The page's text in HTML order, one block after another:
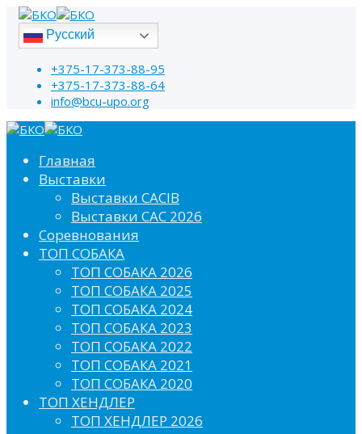
Русский
+375-17-373-88-95
+375-17-373-88-64
info@bcu-upo.org
Главная
Выставки
Выставки CACIB
Выставки САС 2026
Соревнования
ТОП СОБАКА
ТОП СОБАКА 2026
ТОП СОБАКА 2025
ТОП СОБАКА 2024
ТОП СОБАКА 2023
ТОП СОБАКА 2022
ТОП СОБАКА 2021
ТОП СОБАКА 2020
ТОП ХЕНДЛЕР
ТОП ХЕНДЛЕР 2026